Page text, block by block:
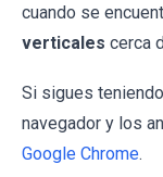
cuando se
verticales cerca
Si sigues
navegador y los
Google Chrome.